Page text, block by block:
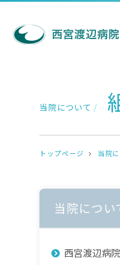
当院について /
トップページ 当院
当院につい
西宮渡辺病